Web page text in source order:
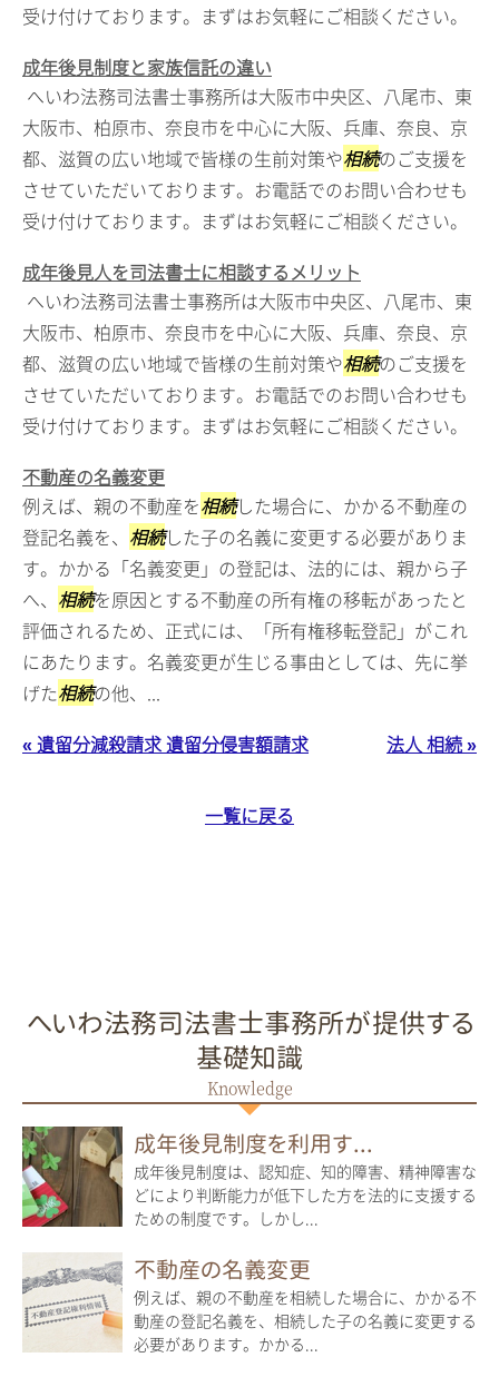
受け付けております。まずはお気軽にご相談ください。
成年後見制度と家族信託の違い
へいわ法務司法書士事務所は大阪市中央区、八尾市、東
大阪市、柏原市、奈良市を中心に大阪、兵庫、奈良、京
都、滋賀の広い地域で皆様の生前対策や相続のご支援を
させていただいております。お電話でのお問い合わせも
受け付けております。まずはお気軽にご相談ください。
成年後見人を司法書士に相談するメリット
へいわ法務司法書士事務所は大阪市中央区、八尾市、東
大阪市、柏原市、奈良市を中心に大阪、兵庫、奈良、京
都、滋賀の広い地域で皆様の生前対策や相続のご支援を
させていただいております。お電話でのお問い合わせも
受け付けております。まずはお気軽にご相談ください。
不動産の名義変更
例えば、親の不動産を相続した場合に、かかる不動産の
登記名義を、 相続した子の名義に変更する必要がありま
す。かかる「名義変更」の登記は、法的には、親から子
へ、 相続を原因とする不動産の所有権の移転があったと
評価されるため、正式には、「所有権移転登記」がこれ
にあたります。名義変更が生じる事由としては、先に挙
げた相続の他、...
« 遺留分減殺請求 遺留分侵害額請求
法人 相続 »
一覧に戻る
へいわ法務司法書士事務所が提供する
基礎知識
成年後見制度を利用す...
成年後見制度は、認知症、知的障害、精神障害な
どにより判断能力が低下した方を法的に支援する
ための制度です。しかし...
不動産の名義変更
例えば、親の不動産を相続した場合に、かかる不
動産の登記名義を、相続した子の名義に変更する
必要があります。かかる...